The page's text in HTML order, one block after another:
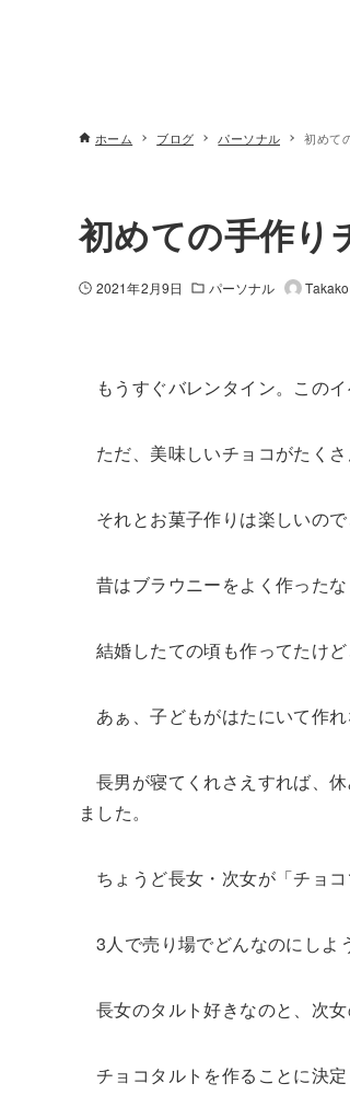
ホーム ブログ パーソナル 初めて
初めての手作り
2021年2月9日 パーソナル
もうすぐバレンタイン。この
ただ、美味しいチョコがたく
それとお菓子作りは楽しいの
昔はブラウニーをよく作った
結婚したての頃も作ってたけ
あぁ、子どもがはたにいて作れ
長男が寝てくれさえすれば、
ました。
ちょうど長女・次女が「チョ
3人で売り場でどんなのにし
長女のタルト好きなのと、次
チョコタルトを作ることに決定